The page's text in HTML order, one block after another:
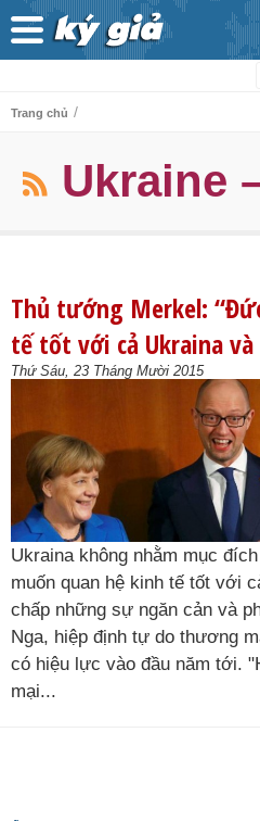
Trang chủ /
Ukraine
Thủ tướng Merkel:
tế tốt với cả Ukraina và
Thứ Sáu, 23 Tháng Mười 2015
Ukraina không nhằm mục
muốn quan hệ kinh tế tốt với
chấp những sự ngăn cản và
Nga, hiệp định tự do thương
có hiệu lực vào đầu năm tới.
mại...